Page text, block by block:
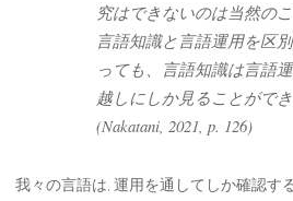
究はできないのは当然の
言語知識と言語運用を区
っても、言語知識は言語
越しにしか見ることができ
(Nakatani, 2021, p. 126)
我々の言語は, 運用を通してしか確認す